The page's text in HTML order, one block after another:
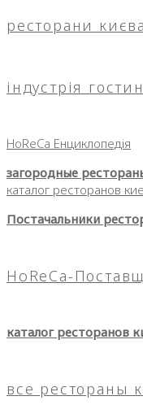
ресторани києва
індустрія
HoReCa Енциклопедія
загородные
каталог ресторанов
Постачальники
HoReCa-
каталог ресторанов
все рестораны